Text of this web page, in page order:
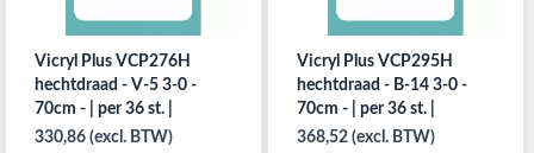
Vicryl Plus VCP276H
hechtdraad - V-5 3-0 -
70cm - | per 36 st. |
330,86 (excl. BTW)
Vicryl Plus VCP295H
hechtdraad - B-14 3-0 -
70cm - | per 36 st. |
368,52 (excl. BTW)